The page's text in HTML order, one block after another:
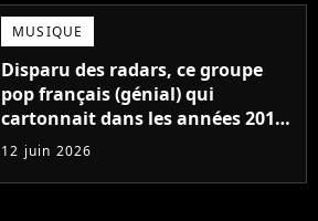
MUSIQUE
Disparu des radars, ce groupe
pop français (génial) qui
cartonnait dans les années 2010
se reforme !
12 juin 2026